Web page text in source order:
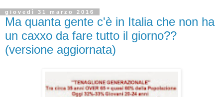
giovedì 31 marzo 2016
Ma quanta gente c'è in Italia che non ha
un caxxo da fare tutto il giorno??
(versione aggiornata)